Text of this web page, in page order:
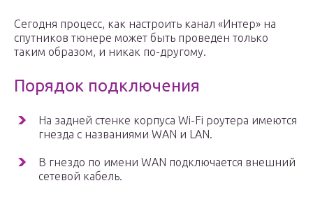
Сегодня процесс, как настроить канал «Интер» на
спутников тюнере может быть проведен только
таким образом, и никак по-другому.
Порядок подключения
На задней стенке корпуса Wi-Fi роутера имеются
гнезда с названиями WAN и LAN.
В гнездо по имени WAN подключается внешний
сетевой кабель.